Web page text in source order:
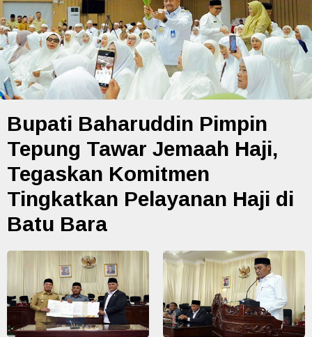
Bupati Baharuddin Pimpin
Tepung Tawar Jemaah Haji,
Tegaskan Komitmen
Tingkatkan Pelayanan Haji di
Batu Bara